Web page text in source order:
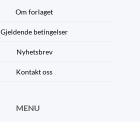
Om forlaget
Gjeldende betingelser
Nyhetsbrev
Kontakt oss
MENU